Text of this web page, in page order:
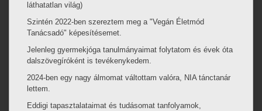
láthatatlan világ)
Szintén 2022-ben szereztem meg a "Vegán Életmód
Tanácsadó" képesítésemet.
Jelenleg gyermekjóga tanulmányaimat folytatom és évek óta
dalszövegíróként is tevékenykedem.
2024-ben egy nagy álmomat váltottam valóra, NIA tánctanár
lettem.
Eddigi tapasztalataimat és tudásomat tanfolyamok,